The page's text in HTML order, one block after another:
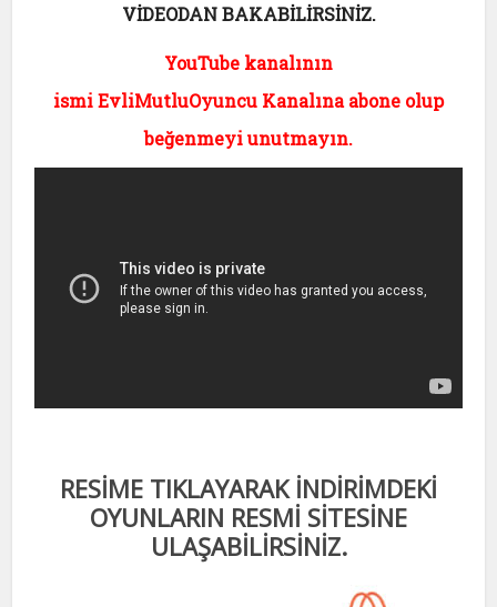
VİDEODAN BAKABİLİRSİNİZ.
YouTube kanalının
ismi EvliMutluOyuncu Kanalına abone olup
beğenmeyi unutmayın.
RESİME TIKLAYARAK İNDİRİMDEKİ
OYUNLARIN RESMİ SİTESİNE
ULAŞABİLİRSİNİZ.